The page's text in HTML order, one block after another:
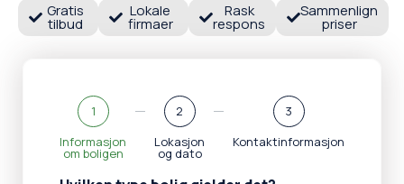
Gratis
tilbud
Lokale
firmaer
Rask
respons
Sammenlign
priser
1
Informasjon
om boligen
2
Lokasjon
og dato
3
Kontaktinformasjon